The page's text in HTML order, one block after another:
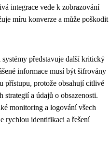
integrace vede k zobrazování
míru konverze a může poškodit
představuje další kritický
informace musí být šifrovány
přístupu, protože obsahují citlivé
strategií a údajů o obsazenosti.
monitoring a logování všech
rychlou identifikaci a řešení